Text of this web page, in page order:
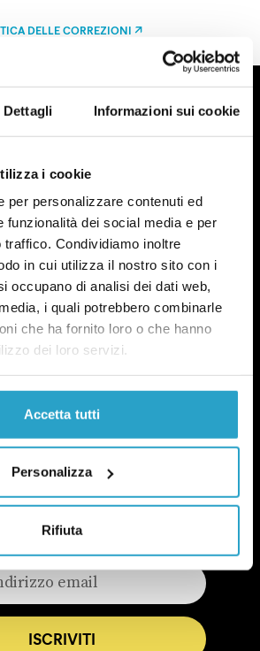
Dettagli Informazioni sui cookie
i cookie
per personalizzare contenuti ed
funzionalità dei social media e per
Condividiamo inoltre
in cui utilizza il nostro sito con i
occupano di analisi dei dati web,
i quali potrebbero combinarle
che ha fornito loro o che hanno
dei loro servizi.
Accetta tutti
Personalizza
Rifiuta
DELLE CORREZIONI
UN CERTO GENERE
proviamo a capire perché le
sono anche una questione
esempio.
ISCRIVITI